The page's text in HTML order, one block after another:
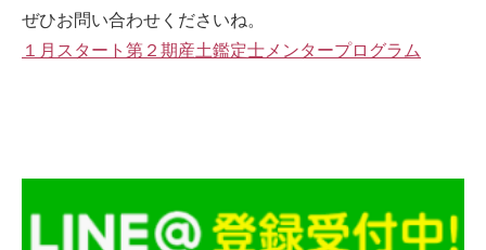
ぜひお問い合わせくださいね。
１月スタート第２期産土鑑定士メンタープログラム